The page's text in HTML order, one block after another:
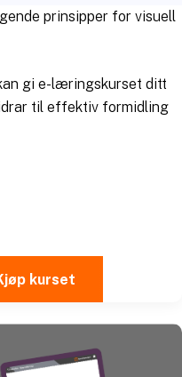
prinsipper for visuell
gi e-læringskurset ditt
til effektiv formidling
kurset